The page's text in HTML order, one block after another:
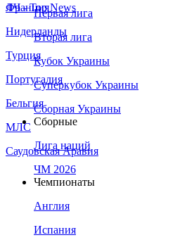
Франция
Нидерланды
Турция
Португалия
Бельгия
МЛС
Саудовская Аравия
ЛЧ - Top News
Первая лига
Вторая лига
Кубок Украины
Суперкубок Украины
Сборная Украины
Сборные
Лига наций
ЧМ 2026
Чемпионаты
Англия
Испания